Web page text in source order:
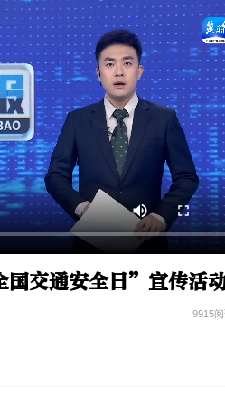
交通安全日”宣传活
9915